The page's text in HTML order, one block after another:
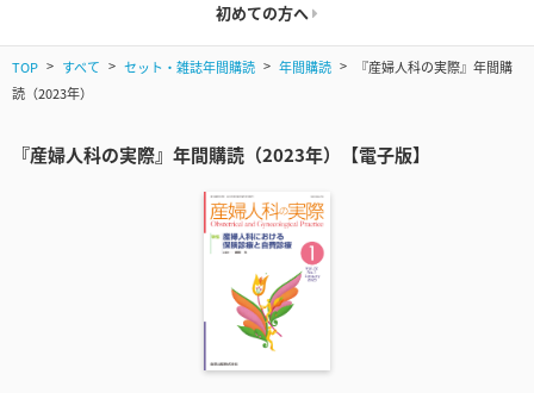
初めての方へ
TOP すべて セット・雑誌年間購読 年間購読
『産婦人科の実際』年間購
読（2023年）
『産婦人科の実際』年間購読（2023年）【電子版】